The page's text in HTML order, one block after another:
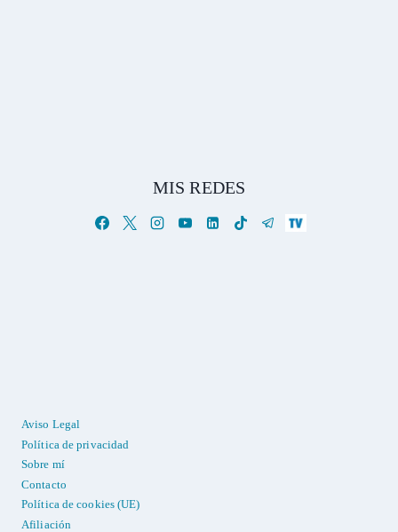
MIS REDES
Aviso Legal
Política de privacidad
Sobre mí
Contacto
Política de cookies (UE)
Afiliación